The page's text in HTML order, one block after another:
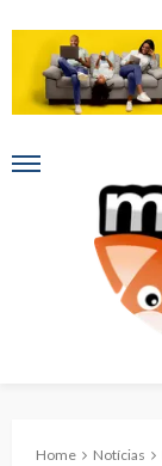
Home Notícias